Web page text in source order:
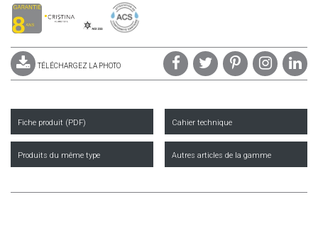
TÉLÉCHARGEZ LA PHOTO
Fiche produit (PDF) Cahier technique
Produits du même type Autres articles de la gamme